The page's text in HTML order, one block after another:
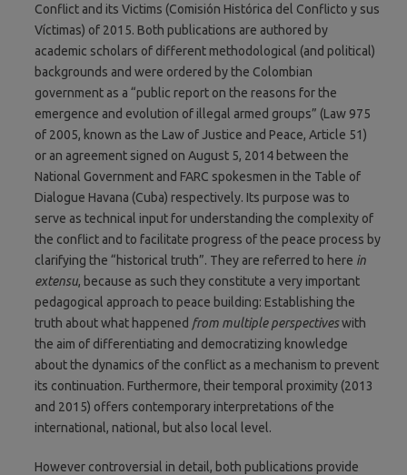
Conflict and its Victims (Comisión Histórica del Conflicto y sus
Víctimas) of 2015. Both publications are authored by
academic scholars of different methodological (and political)
backgrounds and were ordered by the Colombian
government as a “public report on the reasons for the
emergence and evolution of illegal armed groups” (Law 975
of 2005, known as the Law of Justice and Peace, Article 51)
or an agreement signed on August 5, 2014 between the
National Government and FARC spokesmen in the Table of
Dialogue Havana (Cuba) respectively. Its purpose was to
serve as technical input for understanding the complexity of
the conflict and to facilitate progress of the peace process by
clarifying the “historical truth”. They are referred to here in
extensu, because as such they constitute a very important
pedagogical approach to peace building: Establishing the
truth about what happened from multiple perspectiveswith
the aim of differentiating and democratizing knowledge
about the dynamics of the conflict as a mechanism to prevent
its continuation. Furthermore, their temporal proximity (2013
and 2015) offers contemporary interpretations of the
international, national, but also local level.
However controversial in detail, both publications provide